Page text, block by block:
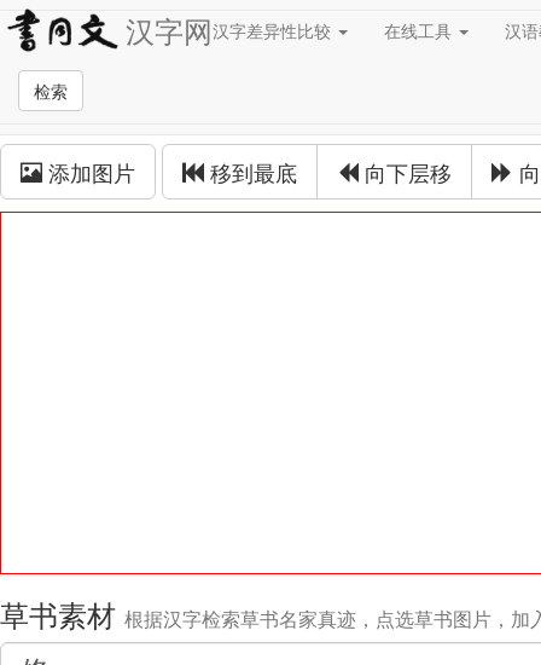
汉字网汉字差异性比较 在线工具 汉
检索
草书在线
添加图片 移到最底 向下层移
草书素材 根据汉字检索草书名家真迹，点选草书图片，加